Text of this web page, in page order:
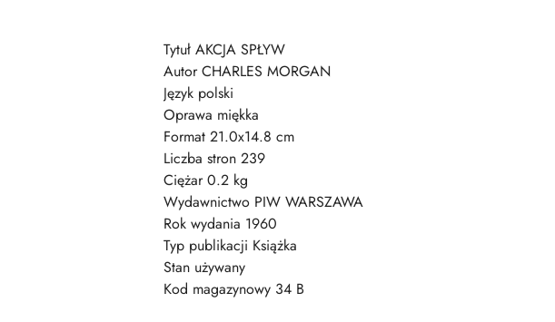
Tytuł AKCJA SPŁYW
Autor CHARLES MORGAN
Język polski
Oprawa miękka
Format 21.0x14.8 cm
Liczba stron 239
Ciężar 0.2 kg
Wydawnictwo PIW WARSZAWA
Rok wydania 1960
Typ publikacji Książka
Stan używany
Kod magazynowy 34 B